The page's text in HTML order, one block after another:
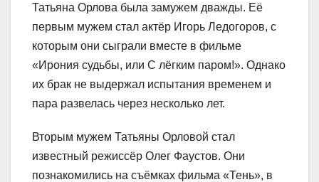
Татьяна Орлова была замужем дважды. Её
первым мужем стал актёр Игорь Ледогоров, с
которым они сыграли вместе в фильме
«Ирония судьбы, или С лёгким паром!». Однако
их брак не выдержал испытания временем и
пара развелась через несколько лет.
Вторым мужем Татьяны Орловой стал
известный режиссёр Олег Фаустов. Они
познакомились на съёмках фильма «Тень», в